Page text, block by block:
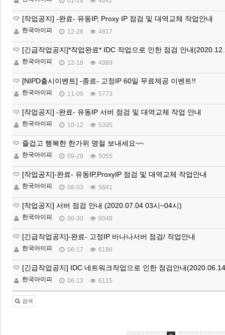
[작업공지] -완료- 유동IP, Proxy IP 점검 및 대역교체 작업안내
한국아이피 12-28 4817
[긴급작업공지]*작업완료* IDC 작업으로 인한 점검 안내
한국아이피 12-18 4989
[NIPD출시이벤트] -종료- 고정IP 60일 무료제공 이벤트!!
한국아이피 11-09 5773
[작업공지] -완료- 유동IP 서버 점검 및 대역교체 작업 안내
한국아이피 10-12 5395
즐겁고 행복한 한가위 명절 보내세요~~
한국아이피 09-28 5055
[작업공지]-완료- 유동IP,ProxyIP 점검 및 대역교체 작업안내
한국아이피 08-03 5841
[작업공지] 서버 점검 안내 (2020.07.04 03시~04시)
한국아이피 06-30 6048
[긴급작업공지]-완료- 고정IP 바나나서버 점검/ 작업안내
한국아이피 06-17 6186
[긴급작업공지] IDC 네트워크작업으로 인한 점검안내
한국아이피 06-13 6115
검색